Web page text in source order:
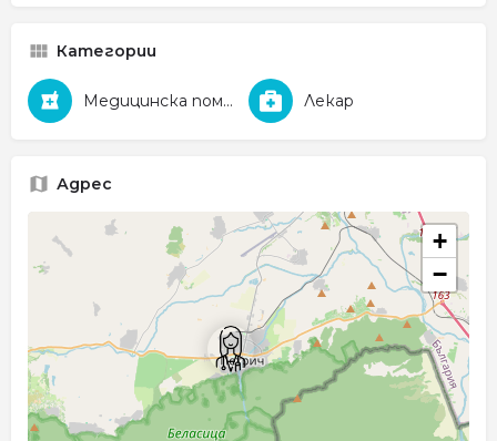
Категории
Медицинска помощ Лекар
Адрес
+
−